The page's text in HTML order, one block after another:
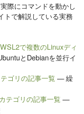
際にコマンドを動かし
トで解説している実務
WSL2で複数のLinuxディ
とDebianを並行イ
ゴリの記事一覧— 繰
テゴリの記事一覧—